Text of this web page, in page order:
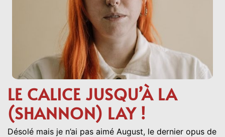
LE CALICE JUSQU’À LA
(SHANNON) LAY !
Désolé mais je n’ai pas aimé August, le dernier opus de